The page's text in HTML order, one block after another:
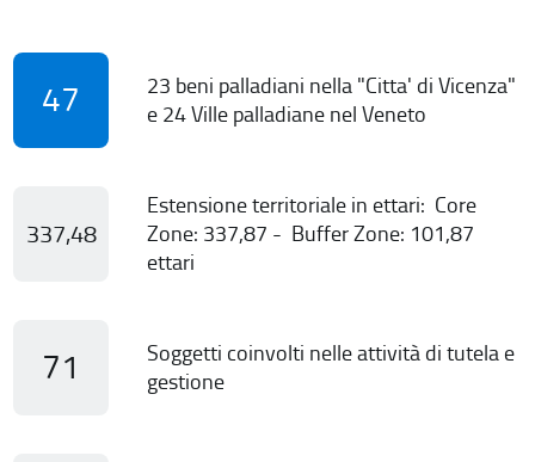
47
23 beni palladiani nella "Citta' di Vicenza"
e 24 Ville palladiane nel Veneto
337,48
Estensione territoriale in ettari: Core
Zone: 337,87 - Buffer Zone: 101,87
ettari
71
Soggetti coinvolti nelle attività di tutela e
gestione